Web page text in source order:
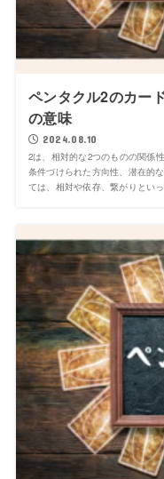
ペンタクル2のカー
の意味
2024.08.10
2は、相対的な2つのものの関係
条件づけられた方向性、潜在的
ては、相対や依存、繋がりとい